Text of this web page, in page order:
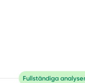
Fullständiga